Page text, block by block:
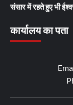
संसार में रहते हुए भी
कार्यालय का पता